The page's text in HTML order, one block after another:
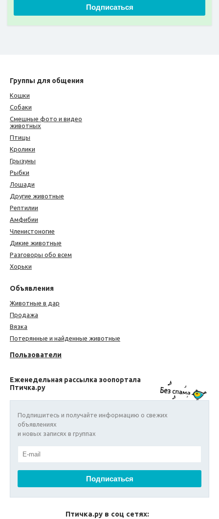
Подписаться
Группы для общения
Кошки
Собаки
Смешные фото и видео
животных
Птицы
Кролики
Грызуны
Рыбки
Лошади
Другие животные
Рептилии
Амфибии
Членистоногие
Дикие животные
Разговоры обо всем
Хорьки
Объявления
Животные в дар
Продажа
Вязка
Потерянные и найденные животные
Пользователи
Еженедельная рассылка зоопортала
Птичка.ру
Подпишитесь и получайте информацию о свежих
объявлениях
и новых записях в группах
Птичка.ру в соц сетях: